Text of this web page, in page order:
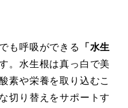
も呼吸ができる
「水生
。水生根は真っ白で美
素や栄養を取り込むこ
切り替えをサポートす